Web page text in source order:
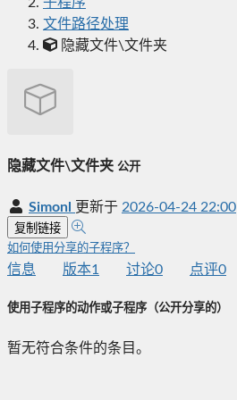
文件路径处理
隐藏文件\文件夹
隐藏文件\文件夹 公开
Simonl 更新于 2026-04-24 22:00
复制链接
如何使用分享的子程序？
信息 版本1 讨论0 点评0
使用子程序的动作或子程序（公开分享的）
暂无符合条件的条目。